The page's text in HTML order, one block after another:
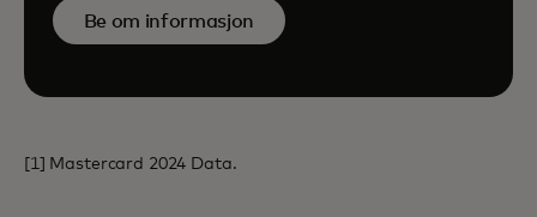
Be om informasjon
[1] Mastercard 2024 Data.